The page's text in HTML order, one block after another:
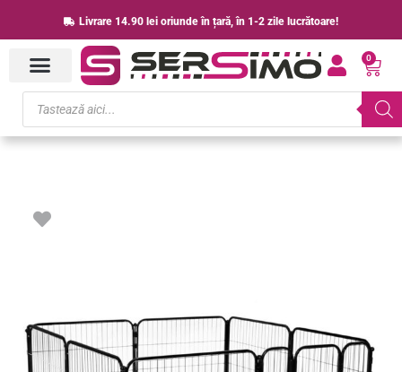
to
content
Livrare 14.90 lei oriunde în țară, în 1-2 zile lucrătoare!
0
Cart
Products
search
Tarc
companie,
din